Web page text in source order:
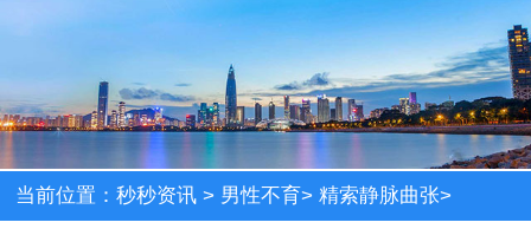
当前位置：秒秒资讯 > 男性不育>精索静脉曲张>